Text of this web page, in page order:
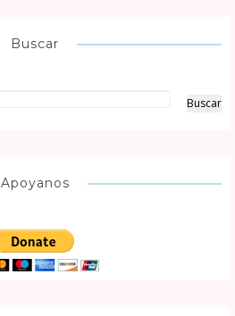
Buscar
Apoyanos